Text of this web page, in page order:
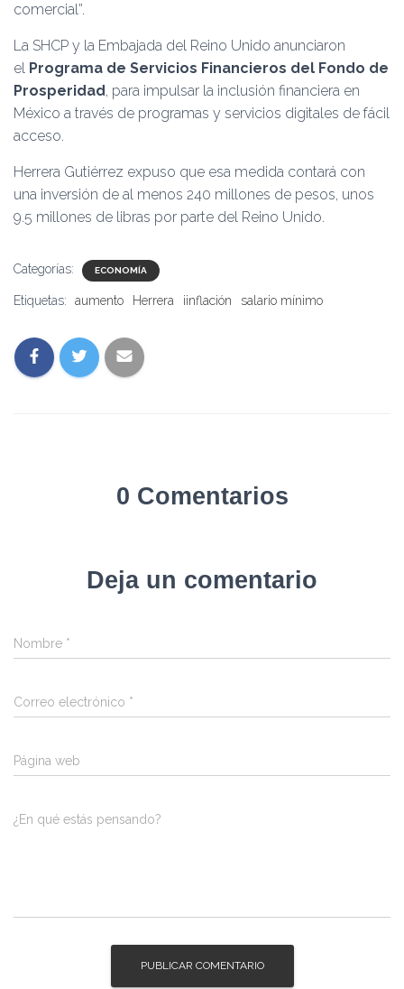
comercial”.
La SHCP y la Embajada del Reino Unido anunciaron
el Programa de Servicios Financieros del Fondo de
Prosperidad, para impulsar la inclusión financiera en
México a través de programas y servicios digitales de fácil
acceso.
Herrera Gutiérrez expuso que esa medida contará con
una inversión de al menos 240 millones de pesos, unos
9.5 millones de libras por parte del Reino Unido.
Categorías: ECONOMÍA
Etiquetas: aumento Herrera iinflación salario mínimo
0 Comentarios
Deja un comentario
Nombre *
Correo electrónico *
Página web
¿En qué estás pensando?